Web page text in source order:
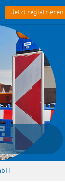
Jetzt registrieren